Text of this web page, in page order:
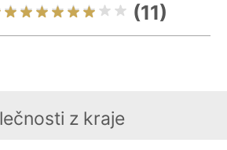
(11)
z kraje